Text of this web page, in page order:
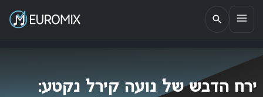
EUROMIX
אתר הבית של האירוויזיון בישראל
ירח הדבש של נועה קירל נקטע: